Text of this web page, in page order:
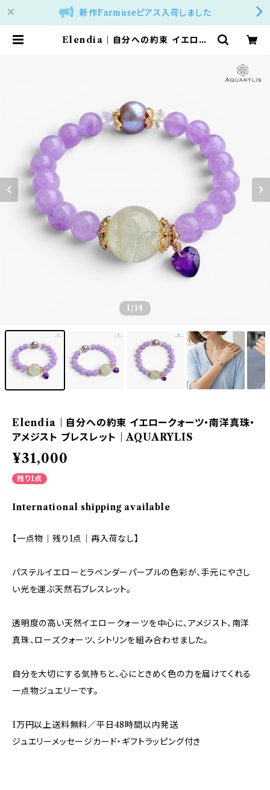
新作Farmuseピアス入荷しました
Elendia｜自分への約束 イエロー
1 /14
Elendia｜自分への約束 イエロークォーツ・南洋真珠・
アメジスト ブレスレット｜AQUARYLIS
¥31,000
残り1点
International shipping available
【一点物｜残り1点｜再入荷なし】
パステルイエローとラベンダーパープルの色彩が、手元にやさし
い光を運ぶ天然石ブレスレット。
透明度の高い天然イエロークォーツを中心に、アメジスト、南洋
真珠、ローズクォーツ、シトリンを組み合わせました。
自分を大切にする気持ちと、心にときめく色の力を届けてくれる
一点物ジュエリーです。
1万円以上送料無料／平日48時間以内発送
ジュエリーメッセージカード・ギフトラッピング付き